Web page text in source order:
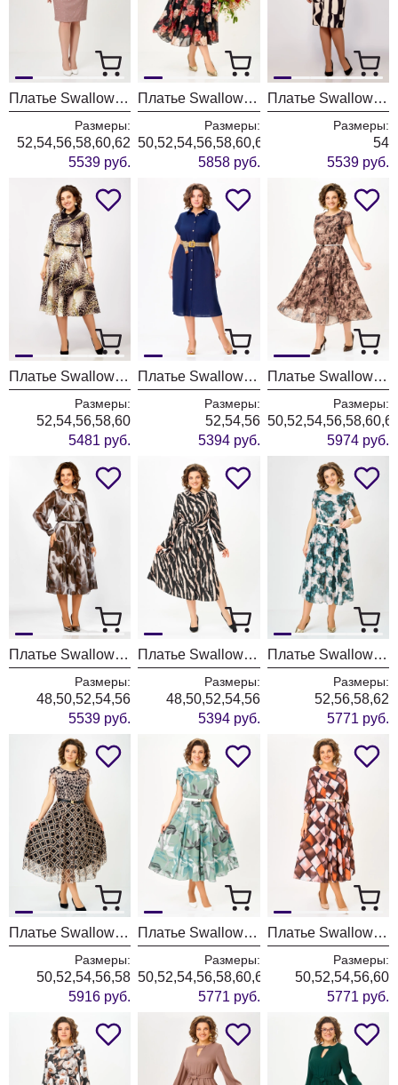
Платье Swallow 659-5
Размеры:
52,54,56,58,60,62
5539 руб.
Платье Swallow 900-5
Размеры:
50,52,54,56,58,60,62,64
5858 руб.
Платье Swallow 798 бежево-черный принт
Размеры:
54
5539 руб.
Платье Swallow 804-2
Размеры:
52,54,56,58,60
5481 руб.
Платье Swallow 747-1
Размеры:
52,54,56
5394 руб.
Платье Swallow 900
Размеры:
5974 руб.
Платье Swallow 876-2
Размеры:
48,50,52,54,56
5539 руб.
Платье Swallow 887-2
Размеры:
48,50,52,54,56
5394 руб.
Платье Swallow 900-4
Размеры:
52,56,58,62
5771 руб.
Платье Swallow 899 коричневый
Размеры:
50,52,54,56,58
5916 руб.
Платье Swallow 843-6
Размеры:
50,52,54,56,58,60,62,64
5771 руб.
Платье Swallow 894
Размеры:
50,52,54,56,60
5771 руб.